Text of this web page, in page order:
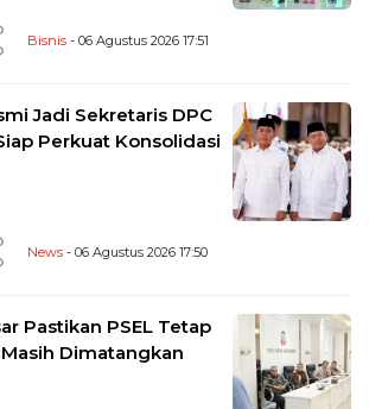
Bisnis - 06 Agustus 2026 17:51
Jadi Sekretaris DPC
Perkuat Konsolidasi
News - 06 Agustus 2026 17:50
Pastikan PSEL Tetap
Dimatangkan